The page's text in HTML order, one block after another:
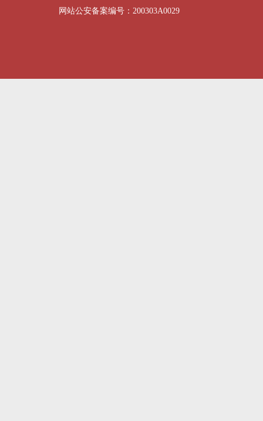
网站公安备案编号：200303A0029